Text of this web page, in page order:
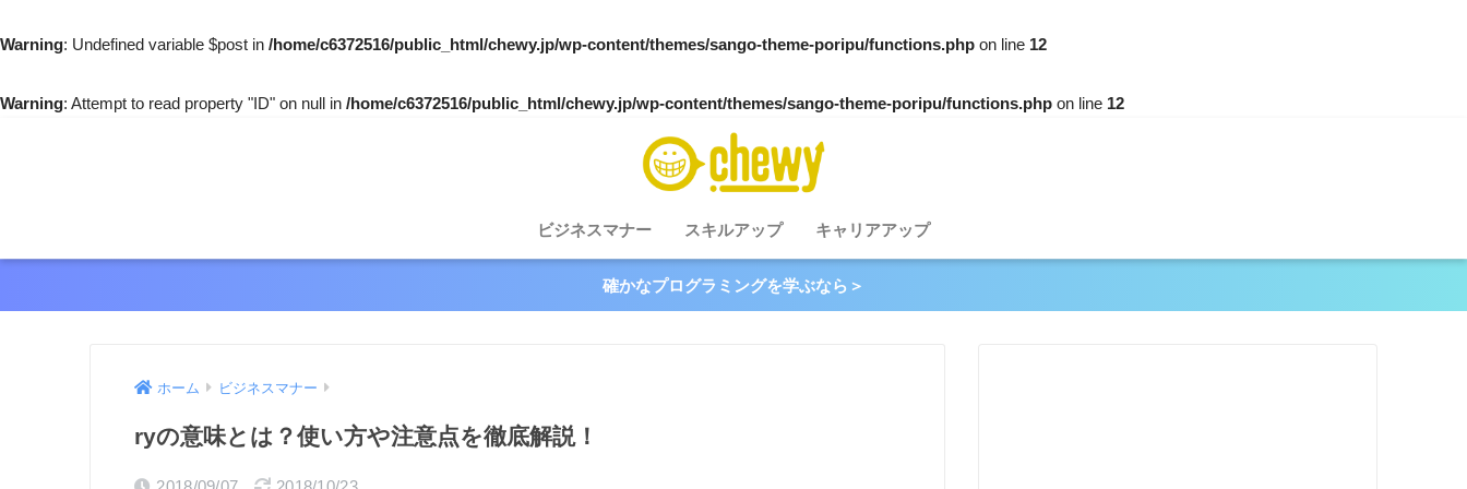
Warning: Undefined variable $post in /home/c6372516/public_html/chewy.jp/wp-content/themes/sango-theme-poripu/functions.php on line 12
Warning: Attempt to read property "ID" on null in /home/c6372516/public_html/chewy.jp/wp-content/themes/sango-theme-poripu/functions.php on line 12
ビジネスマナー スキルアップ キャリアアップ
確かなプログラミングを学ぶなら＞
ホーム ビジネスマナー
ryの意味とは？使い方や注意点を徹底解説！